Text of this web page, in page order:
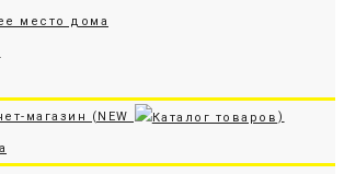
место дома
магазин (NEW )